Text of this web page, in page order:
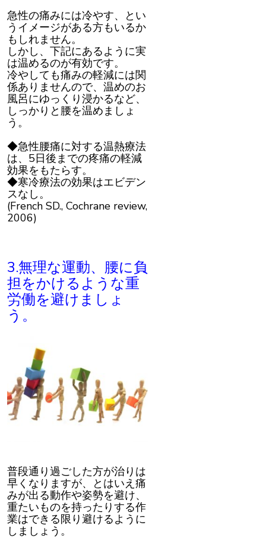
急性の痛みには冷やす、とい
うイメージがある方もいるか
もしれません。
しかし、下記にあるように実
は温めるのが有効です。
冷やしても痛みの軽減には関
係ありませんので、温めのお
風呂にゆっくり浸かるなど、
しっかりと腰を温めましょ
う。
◆急性腰痛に対する温熱療法
は、5日後までの疼痛の軽減
効果をもたらす。
◆寒冷療法の効果はエビデン
スなし。
(French SD., Cochrane review,
2006)
3.無理な運動、腰に負
担をかけるような重
労働を避けましょ
う。
普段通り過ごした方が治りは
早くなりますが、とはいえ痛
みが出る動作や姿勢を避け、
重たいものを持ったりする作
業はできる限り避けるように
しましょう。